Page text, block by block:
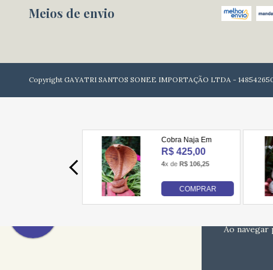
Ao
Meios de envio
Copyright GAYATRI SANTOS SONEE IMPORTAÇÃO LTDA -